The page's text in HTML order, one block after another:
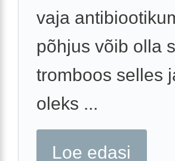
vaja
põhjus võib olla
tromboos selles
oleks ...
Loe edasi